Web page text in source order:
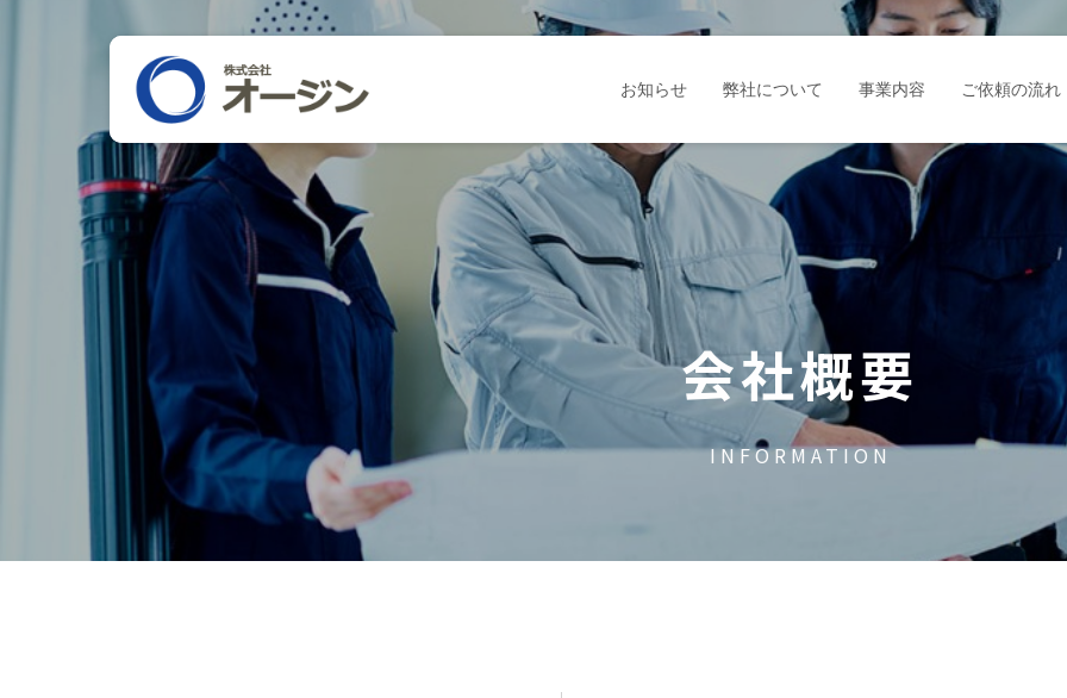
お知らせ 弊社について 事業内容 ご依頼の流れ
会社概要
INFORMATION